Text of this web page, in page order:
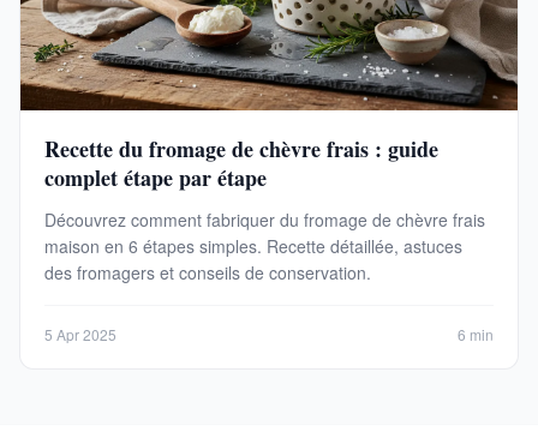
Recette du fromage de chèvre frais : guide
complet étape par étape
Découvrez comment fabriquer du fromage de chèvre frais
maison en 6 étapes simples. Recette détaillée, astuces
des fromagers et conseils de conservation.
5 Apr 2025 6 min